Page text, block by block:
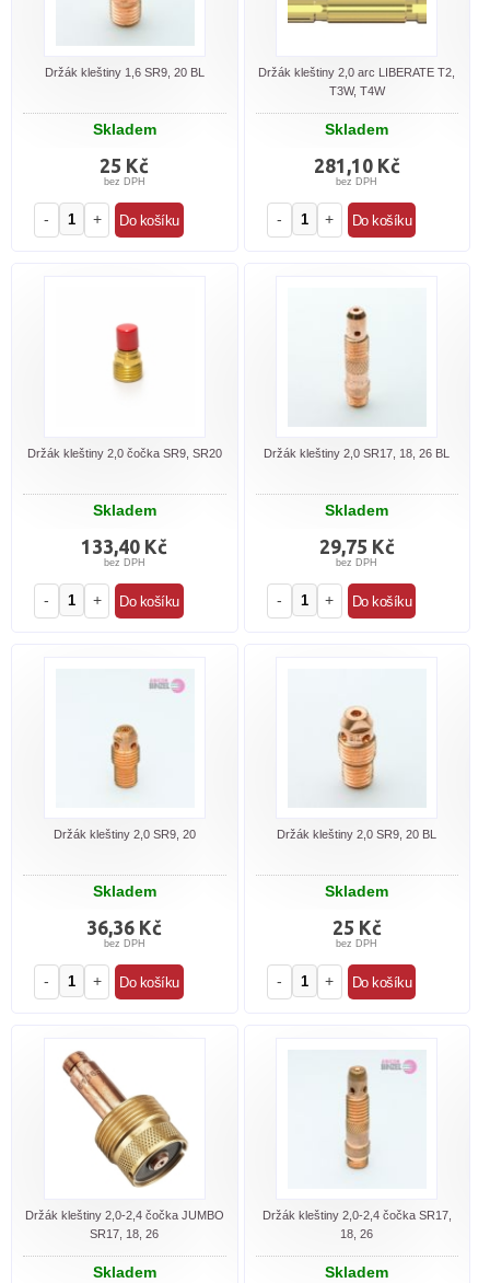
Držák kleštiny 1,6 SR9, 20 BL
Skladem
25 Kč
bez DPH
- +
Držák kleštiny 2,0 arc LIBERATE T2,
T3W, T4W
Skladem
281,10 Kč
bez DPH
- +
Držák kleštiny 2,0 čočka SR9, SR20
Skladem
133,40 Kč
bez DPH
- +
Držák kleštiny 2,0 SR17, 18, 26 BL
Skladem
29,75 Kč
bez DPH
- +
Držák kleštiny 2,0 SR9, 20
Skladem
36,36 Kč
bez DPH
- +
Držák kleštiny 2,0 SR9, 20 BL
Skladem
25 Kč
bez DPH
- +
Držák kleštiny 2,0-2,4 čočka JUMBO
SR17, 18, 26
Skladem
Držák kleštiny 2,0-2,4 čočka SR17,
18, 26
Skladem